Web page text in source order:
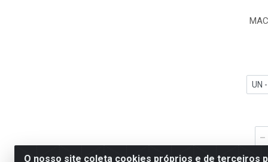
O nosso site coleta cookies próprios e de terceiros